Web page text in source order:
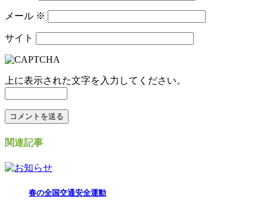
メール ※
サイト
上に表示された文字を入力してください。
関連記事
春の全国交通安全運動